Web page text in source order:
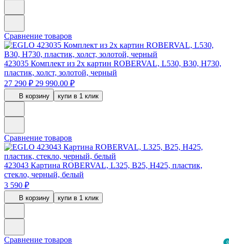
0
Сравнение товаров
423035 Комплект из 2х картин ROBERVAL, L530, B30, H730,
пластик, холст, золотой, черный
27 290 ₽ 29 990.00 ₽
В корзину купи в 1 клик
Сравнение товаров
423043 Картина ROBERVAL, L325, B25, H425, пластик,
стекло, черный, белый
3 590 ₽
В корзину купи в 1 клик
Сравнение товаров